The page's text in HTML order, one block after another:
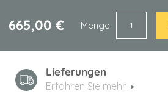
665,00 € Menge
Lieferungen
Erfahren Sie mehr